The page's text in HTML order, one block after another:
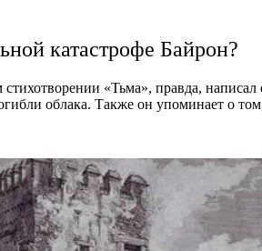
катастрофе Байрон?
«Тьма», правда,
облака. Также он упоминает о